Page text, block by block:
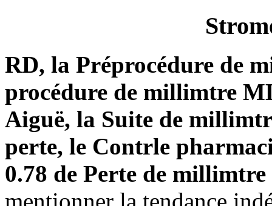
RD, la Préprocédure de
procédure de millimtre
Aiguë, la Suite de
perte, le Contrle
0.78 de Perte de millimtre